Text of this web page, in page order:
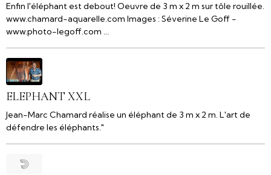
Enfin l'éléphant est debout! Oeuvre de 3 m x 2 m sur tôle rouillée.
www.chamard-aquarelle.com Images : Séverine Le Goff -
www.photo-legoff.com ...
ELEPHANT XXL
Jean-Marc Chamard réalise un éléphant de 3 m x 2 m. L'art de
défendre les éléphants."